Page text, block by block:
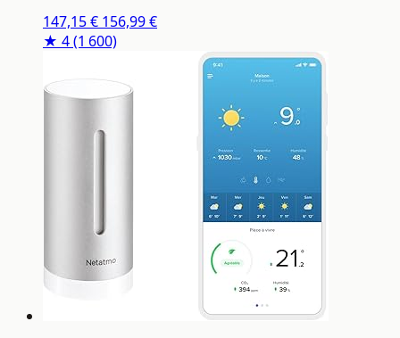
Compatible avec Les Chaudières Individuelles,
NTH01-AMZ
147,15 € 156,99 €
★ 4(1 600)